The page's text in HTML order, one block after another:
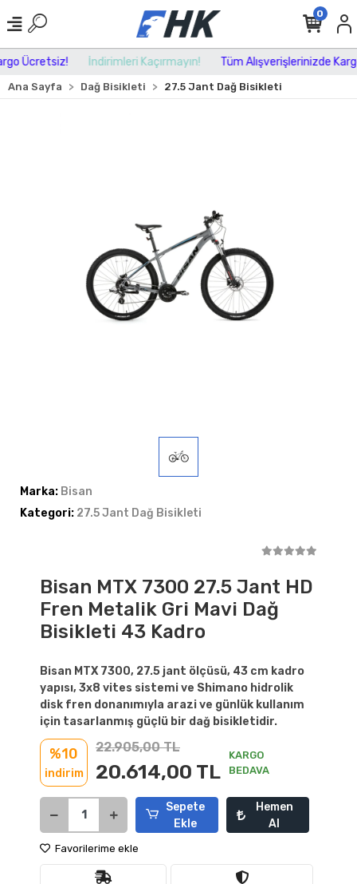
Ücretsiz! İndirimleri Kaçırmayın! Tüm Alışverişlerinizde
0
Ana Sayfa Dağ Bisikleti 27.5 Jant Dağ Bisikleti
Marka: Bisan
Kategori: 27.5 Jant Dağ Bisikleti
Bisan MTX 7300 27.5 Jant HD
Fren Metalik Gri Mavi Dağ
Bisikleti 43 Kadro
Bisan MTX 7300, 27.5 jant ölçüsü, 43 cm kadro
yapısı, 3x8 vites sistemi ve Shimano hidrolik
disk fren donanımıyla arazi ve günlük kullanım
için tasarlanmış güçlü bir dağ bisikletidir.
%10
indirim
22.905,00 TL
20.614,00 TL
KARGO
BEDAVA
Sepete
Ekle
Hemen
Al
Favorilerime ekle